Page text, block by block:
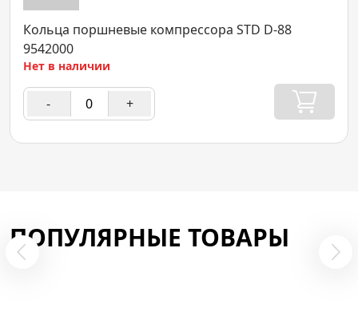
Кольца поршневые компрессора STD D-88
9542000
Нет в наличии
- +
ПОПУЛЯРНЫЕ ТОВАРЫ